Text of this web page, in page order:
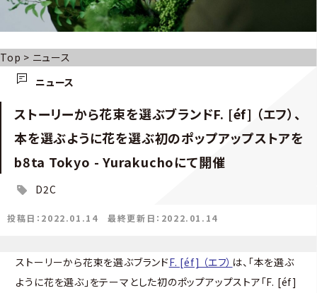
Top > ニュース
ニュース
ストーリーから花束を選ぶブランドF. [éf] （エフ）、
本を選ぶように花を選ぶ初のポップアップストアを
b8ta Tokyo - Yurakuchoにて開催
D2C
投稿日：2022.01.14 最終更新日：2022.01.14
ストーリーから花束を選ぶブランドF. [éf] （エフ） は、「本を選ぶ
ように花を選ぶ」をテーマとした初のポップアップストア「F. [éf]